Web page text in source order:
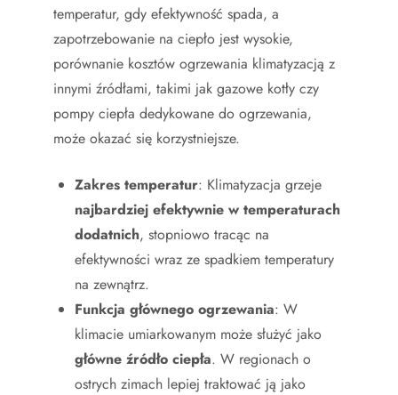
temperatur, gdy efektywność spada, a
zapotrzebowanie na ciepło jest wysokie,
porównanie kosztów ogrzewania klimatyzacją z
innymi źródłami, takimi jak gazowe kotły czy
pompy ciepła dedykowane do ogrzewania,
może okazać się korzystniejsze.
Zakres temperatur: Klimatyzacja grzeje
najbardziej efektywnie w temperaturach
dodatnich, stopniowo tracąc na
efektywności wraz ze spadkiem temperatury
na zewnątrz.
Funkcja głównego ogrzewania: W
klimacie umiarkowanym może służyć jako
główne źródło ciepła. W regionach o
ostrych zimach lepiej traktować ją jako